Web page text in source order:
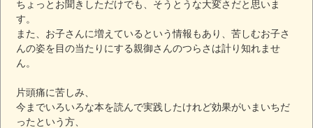
ちょっとお聞きしただけでも、そうとうな大変さだと思いま
す。
また、お子さんに増えているという情報もあり、苦しむお子さ
んの姿を目の当たりにする親御さんのつらさは計り知れませ
ん。
片頭痛に苦しみ、
今までいろいろな本を読んで実践したけれど効果がいまいちだ
ったという方、